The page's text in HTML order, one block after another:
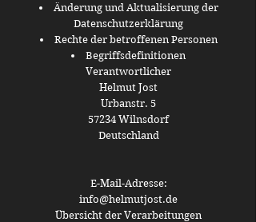
Änderung und Aktualisierung der
Datenschutzerklärung
Rechte der betroffenen Personen
Begriffsdefinitionen
Verantwortlicher
Helmut Jost
Urbanstr. 5
57234 Wilnsdorf
Deutschland
E-Mail-Adresse:
info@helmutjost.de
Übersicht der Verarbeitungen